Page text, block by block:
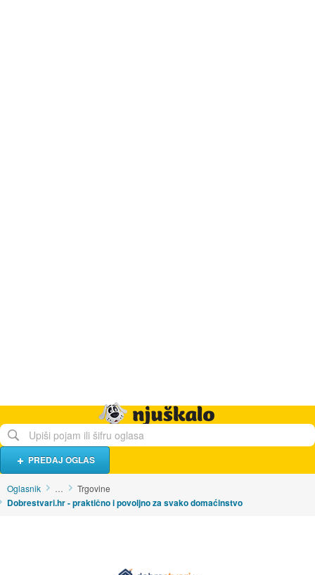
PREDAJ OGLAS
Oglasnik … Trgovine
Dobrestvari.hr - praktično i povoljno za svako domaćinstvo